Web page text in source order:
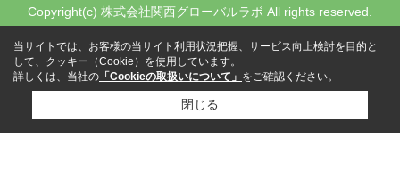
Copyright(c) 株式会社関西グローバルラボ All rights reserved.
当サイトでは、お客様の当サイト利用状況把握、サービス向上検討を目的と
して、クッキー（Cookie）を使用しています。
詳しくは、当社の 「Cookieの取扱いについて」 をご確認ください。
閉じる